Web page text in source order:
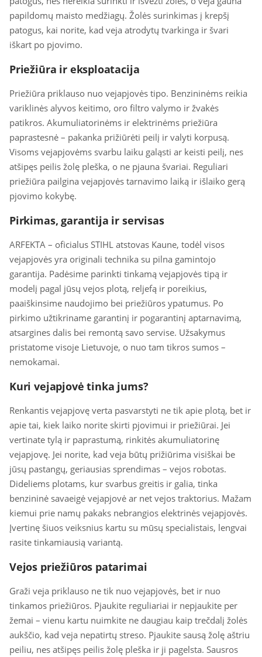
papildomų maisto medžiagų. Žolės surinkimas į krepšį
patogus, kai norite, kad veja atrodytų tvarkinga ir švari
iškart po pjovimo.
Priežiūra ir eksploatacija
Priežiūra priklauso nuo vejapjovės tipo. Benzininėms reikia
variklinės alyvos keitimo, oro filtro valymo ir žvakės
patikros. Akumuliatorinėms ir elektrinėms priežiūra
paprastesnė – pakanka prižiūrėti peilį ir valyti korpusą.
Visoms vejapjovėms svarbu laiku galąsti ar keisti peilį, nes
atšipęs peilis žolę pleška, o ne pjauna švariai. Reguliari
priežiūra pailgina vejapjovės tarnavimo laiką ir išlaiko gerą
pjovimo kokybę.
Pirkimas, garantija ir servisas
ARFEKTA – oficialus STIHL atstovas Kaune, todėl visos
vejapjovės yra originali technika su pilna gamintojo
garantija. Padėsime parinkti tinkamą vejapjovės tipą ir
modelį pagal jūsų vejos plotą, reljefą ir poreikius,
paaiškinsime naudojimo bei priežiūros ypatumus. Po
pirkimo užtikriname garantinį ir pogarantinį aptarnavimą,
atsargines dalis bei remontą savo servise. Užsakymus
pristatome visoje Lietuvoje, o nuo tam tikros sumos –
nemokamai.
Kuri vejapjovė tinka jums?
Renkantis vejapjovę verta pasvarstyti ne tik apie plotą, bet ir
apie tai, kiek laiko norite skirti pjovimui ir priežiūrai. Jei
vertinate tylą ir paprastumą, rinkitės akumuliatorinę
vejapjovę. Jei norite, kad veja būtų prižiūrima visiškai be
jūsų pastangų, geriausias sprendimas – vejos robotas.
Dideliems plotams, kur svarbus greitis ir galia, tinka
benzininė savaeigė vejapjovė ar net vejos traktorius. Mažam
kiemui prie namų pakaks nebrangios elektrinės vejapjovės.
Įvertinę šiuos veiksnius kartu su mūsų specialistais, lengvai
rasite tinkamiausią variantą.
Vejos priežiūros patarimai
Graži veja priklauso ne tik nuo vejapjovės, bet ir nuo
tinkamos priežiūros. Pjaukite reguliariai ir nepjaukite per
žemai – vienu kartu nuimkite ne daugiau kaip trečdalį žolės
aukščio, kad veja nepatirtų streso. Pjaukite sausą žolę aštriu
peiliu, nes atšipęs peilis žolę pleška ir ji pagelsta. Sausros